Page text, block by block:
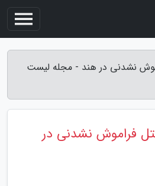
نشدنی در هند - مجله لیست
هتل فراموش نشدنی در